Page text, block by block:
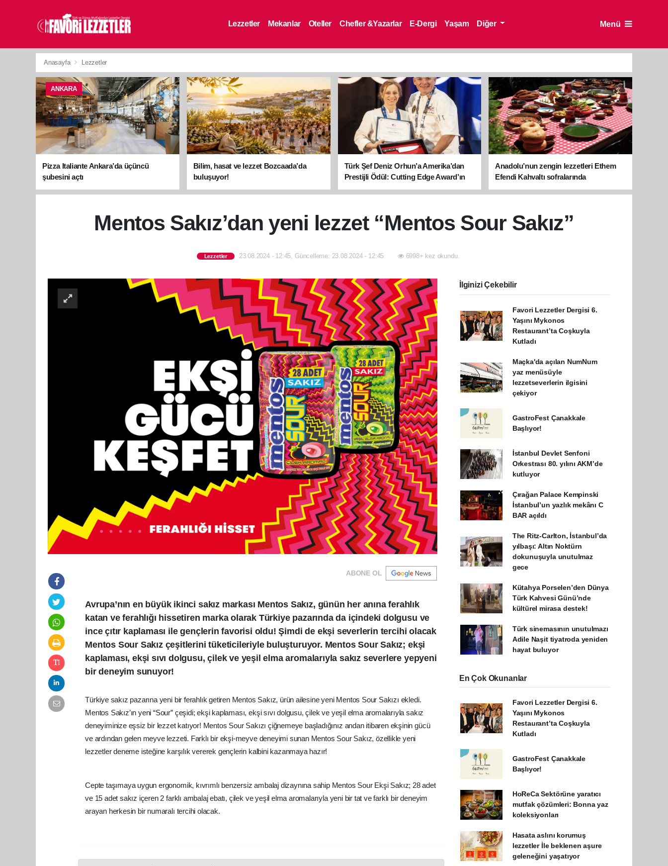
Lezzetler Mekanlar Oteller Chefler &Yazarlar E-Dergi Yaşam Diğer Menü
Anasayfa Lezzetler
ANKARA
Pizza Italiante Ankara’da üçüncü
şubesini açtı
Bilim, hasat ve lezzet Bozcaada’da
buluşuyor!
Türk Şef Deniz Orhun’a Amerika’dan
Prestijli Ödül: Cutting Edge Award’ın
sahibi oldu
Anadolu’nun zengin lezzetleri Ethem
Efendi Kahvaltı sofralarında
Mentos Sakız’dan yeni lezzet “Mentos Sour Sakız”
Lezzetler 23.08.2024 - 12:45, Güncelleme: 23.08.2024 - 12:45 6998+ kez okundu.
ABONE OL
Avrupa’nın en büyük ikinci sakız markası Mentos Sakız, günün her anına ferahlık
katan ve ferahlığı hissetiren marka olarak Türkiye pazarında da içindeki dolgusu ve
ince çıtır kaplaması ile gençlerin favorisi oldu! Şimdi de ekşi severlerin tercihi olacak
Mentos Sour Sakız çeşitlerini tüketicileriyle buluşturuyor. Mentos Sour Sakız; ekşi
kaplaması, ekşi sıvı dolgusu, çilek ve yeşil elma aromalarıyla sakız severlere yepyeni
bir deneyim sunuyor!
Türkiye sakız pazarına yeni bir ferahlık getiren Mentos Sakız, ürün ailesine yeni Mentos Sour Sakızı ekledi.
Mentos Sakız’ın yeni “Sour” çeşidi; ekşi kaplaması, ekşi sıvı dolgusu, çilek ve yeşil elma aromalarıyla sakız
deneyiminize eşsiz bir lezzet katıyor! Mentos Sour Sakızı çiğnemeye başladığınız andan itibaren ekşinin gücü
ve ardından gelen meyve lezzeti. Farklı bir ekşi-meyve deneyimi sunan Mentos Sour Sakız, özellikle yeni
lezzetler deneme isteğine karşılık vererek gençlerin kalbini kazanmaya hazır!
Cepte taşımaya uygun ergonomik, kıvrımlı benzersiz ambalaj dizaynına sahip Mentos Sour Ekşi Sakız; 28 adet
ve 15 adet sakız içeren 2 farklı ambalaj ebatı, çilek ve yeşil elma aromalarıyla yeni bir tat ve farklı bir deneyim
arayan herkesin bir numaralı tercihi olacak.
İlginizi Çekebilir
Favori Lezzetler Dergisi 6.
Yaşını Mykonos
Restaurant’ta Coşkuyla
Kutladı
Maçka'da açılan NumNum
yaz menüsüyle
lezzetseverlerin ilgisini
çekiyor
GastroFest Çanakkale
Başlıyor!
İstanbul Devlet Senfoni
Orkestrası 80. yılını AKM’de
kutluyor
Çırağan Palace Kempinski
İstanbul’un yazlık mekânı C
BAR açıldı
The Ritz-Carlton, İstanbul’da
yılbaşı: Altın Noktürn
dokunuşuyla unutulmaz
gece
Kütahya Porselen’den Dünya
Türk Kahvesi Günü’nde
kültürel mirasa destek!
Türk sinemasının unutulmazı
Adile Naşit tiyatroda yeniden
hayat buluyor
En Çok Okunanlar
Favori Lezzetler Dergisi 6.
Yaşını Mykonos
Restaurant’ta Coşkuyla
Kutladı
GastroFest Çanakkale
Başlıyor!
HoReCa Sektörüne yaratıcı
mutfak çözümleri: Bonna yaz
koleksiyonları
Hasata aslını korumuş
lezzetler İle beklenen aşure
geleneğini yaşatıyor